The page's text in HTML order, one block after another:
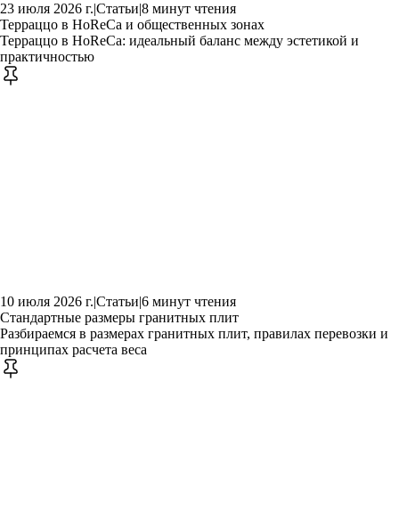
23 июля 2026 г.|Статьи|8 минут чтения
Терраццо в HoReCa и общественных зонах
Терраццо в HoReCa: идеальный баланс между эстетикой и
практичностью
10 июля 2026 г.|Статьи|6 минут чтения
Стандартные размеры гранитных плит
Разбираемся в размерах гранитных плит, правилах перевозки и
принципах расчета веса